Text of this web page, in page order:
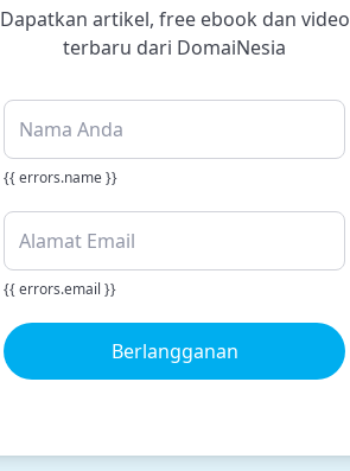
Dapatkan artikel, free ebook dan video
terbaru dari DomaiNesia
{{ errors.name }}
{{ errors.email }}
Berlangganan